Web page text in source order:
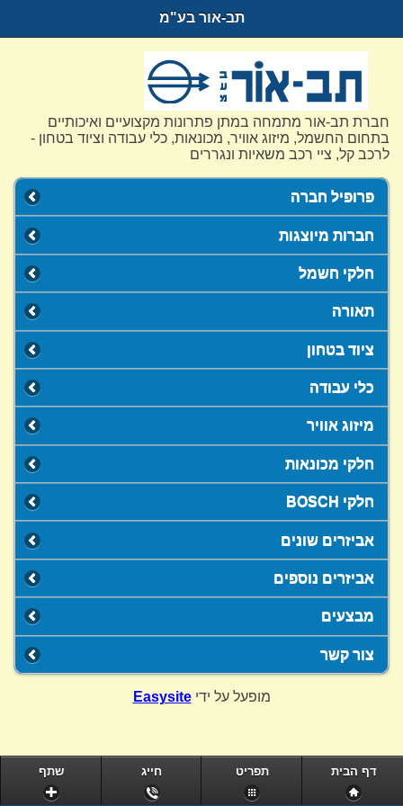
תב-אור בע"מ
חברת תב-אור מתמחה במתן פתרונות מקצועיים ואיכותיים
בתחום החשמל, מיזוג אוויר, מכונאות, כלי עבודה וציוד בטחון -
לרכב קל, ציי רכב משאיות ונגררים
פרופיל חברה
חברות מיוצגות
חלקי חשמל
תאורה
ציוד בטחון
כלי עבודה
מיזוג אוויר
חלקי מכונאות
חלקי BOSCH
אביזרים שונים
אביזרים נוספים
מבצעים
צור קשר
מופעל על ידיEasysite
שתף חייג תפריט דף הבית